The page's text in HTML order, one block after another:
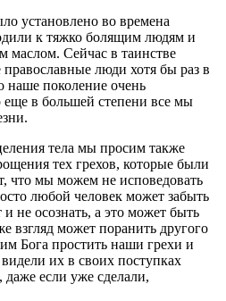
установлено во времена
к тяжко болящим людям и
Сейчас в таинстве
православные люди хотя бы раз в
наше поколение очень
еще в большей степени все мы
тела мы просим также
тех грехов, которые были
что мы можем не исповедовать
любой человек может забыть
не осознать, а это может быть
взгляд может поранить другого
Бога простить наши грехи и
их в своих поступках
если уже сделали,